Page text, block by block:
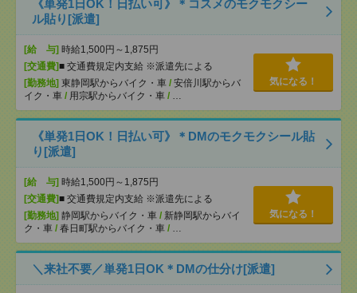
《単発1日OK！日払い可》＊コスメのモクモクシー
ル貼り[派遣]
[給 与] 時給1,500円～1,875円
[交通費]■ 交通費規定内支給 ※派遣先による
[勤務地] 東静岡駅からバイク・車 / 安倍川駅からバ
イク・車 / 用宗駅からバイク・車 / …
気になる！
《単発1日OK！日払い可》＊DMのモクモクシール貼
り[派遣]
[給 与] 時給1,500円～1,875円
[交通費]■ 交通費規定内支給 ※派遣先による
[勤務地] 静岡駅からバイク・車 / 新静岡駅からバイ
ク・車 / 春日町駅からバイク・車 / …
気になる！
＼来社不要／単発1日OK＊DMの仕分け[派遣]